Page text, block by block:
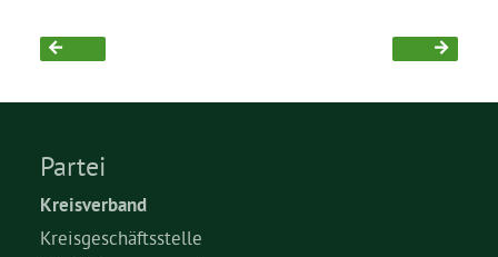
Partei
Kreisverband
Kreisgeschäftsstelle